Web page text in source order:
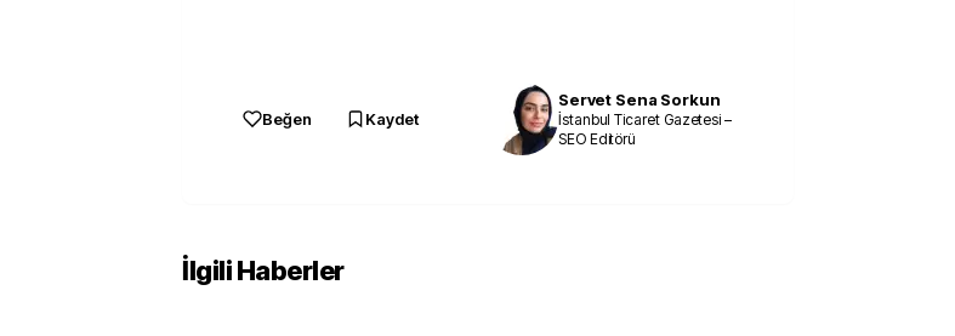
Beğen Kaydet
Servet Sena Sorkun
İstanbul Ticaret Gazetesi –
SEO Editörü
İlgili Haberler